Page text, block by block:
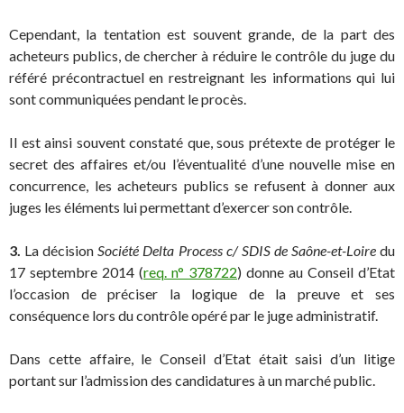
Cependant, la tentation est souvent grande, de la part des
acheteurs publics, de chercher à réduire le contrôle du juge du
référé précontractuel en restreignant les informations qui lui
sont communiquées pendant le procès.
Il est ainsi souvent constaté que, sous prétexte de protéger le
secret des affaires et/ou l’éventualité d’une nouvelle mise en
concurrence, les acheteurs publics se refusent à donner aux
juges les éléments lui permettant d’exercer son contrôle.
3. La décisionSociété Delta Process c/ SDIS de Saône-et-Loiredu
17 septembre 2014 (req. n° 378722) donne au Conseil d’Etat
l’occasion de préciser la logique de la preuve et ses
conséquence lors du contrôle opéré par le juge administratif.
Dans cette affaire, le Conseil d’Etat était saisi d’un litige
portant sur l’admission des candidatures à un marché public.